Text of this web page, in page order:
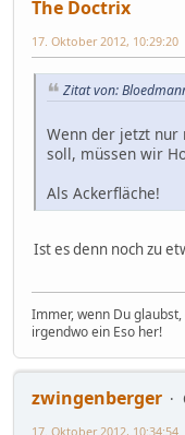
The Doctrix
17. Oktober 2012, 10:29:20
Zitat von:
Wenn der jetzt nur
soll, müssen wir
Als Ackerfläche!
Ist es denn noch zu
Immer, wenn Du
irgendwo ein Eso her!
zwingenberger
17. Oktober 2012, 10:34:54